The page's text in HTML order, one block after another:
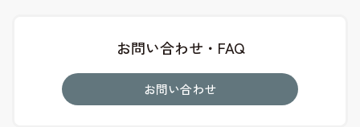
お問い合わせ・FAQ
お問い合わせ